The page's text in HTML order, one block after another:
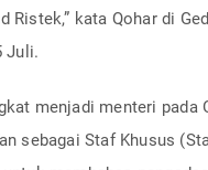
Ristek,” kata Qohar di
Juli.
menjadi menteri pada
sebagai Staf Khusus